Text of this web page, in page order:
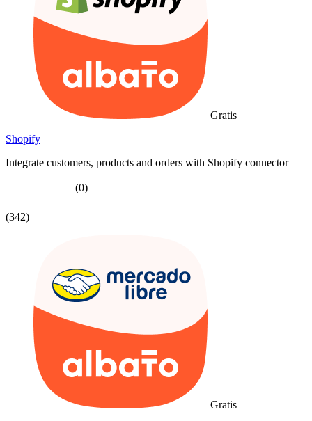
Gratis
Shopify
Integrate customers, products and orders with Shopify connector
(0)
(342)
Gratis